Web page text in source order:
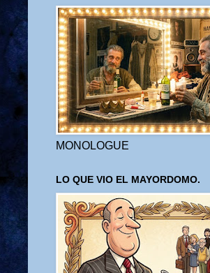
MONOLOGUE
LO QUE VIO EL MAYORDOMO.